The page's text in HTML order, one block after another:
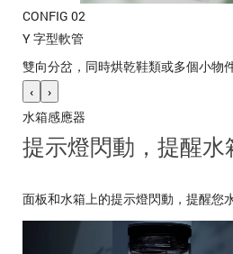
CONFIG 02
Y 字型軟管
雙向分岔，同時烘乾鞋類或多個小物件
‹
›
水箱感應器
提示燈閃動，提醒水
面板和水箱上的提示燈閃動，提醒您